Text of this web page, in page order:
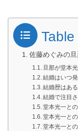
佐藤めぐみの
旦那が堂本
結婚はいつ
結婚歴はあ
結婚で注目
堂本光一と
堂本光一と
堂本光一と